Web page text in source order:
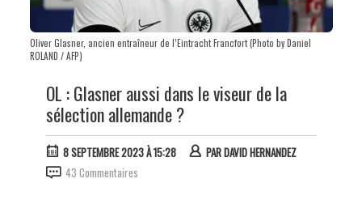
Oliver Glasner, ancien entraîneur de l’Eintracht Francfort (Photo by Daniel
ROLAND / AFP)
OL : Glasner aussi dans le viseur de la
sélection allemande ?
8 SEPTEMBRE 2023 À 15:28 PARDAVID HERNANDEZ
43 Commentaires